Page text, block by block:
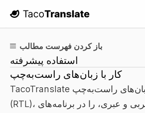
TacoTranslate
باز کردن فهرست مطالب
استفاده پیشرفته
کار با زبان‌های راست‌به‌چپ
TacoTranslate پشتیبانی از زبان‌های راست‌به‌چپ
(RTL)، مانند عربی و عبری، را در برنامه‌های React شما